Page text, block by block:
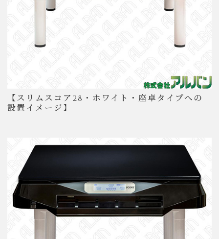
【スリムスコア28・ホワイト・座卓タイプへの
設置イメージ】